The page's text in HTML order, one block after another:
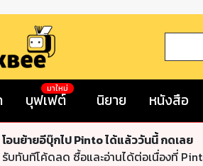
บุฟเฟต์
มาใหม่
นิยาย หนังสือ
โอนย้ายอีบุ๊กไป Pinto ได้แล้ววันนี้ กดเลย
รับทันทีโค้ดลด ซื้อและอ่านได้ต่อเนื่องที่